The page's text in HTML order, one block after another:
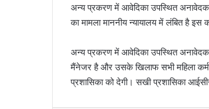
अन्य प्रकरण में आवेदिका उपस्थित
का मामला माननीय न्यायालय में लंबित है
अन्य प्रकरण में आवेदिका उपस्थित अनावेदक
मैंनेजर है और उसके खिलाफ सभी महिला
प्रशासिका को देगी। सखी प्रशासिका